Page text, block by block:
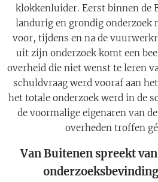
klokkenluider. Eerst binnen de
landurig en grondig onderzoek
voor, tijdens en na de
uit zijn onderzoek komt een
overheid die niet wenst te leren
schuldvraag werd vooraf aan
het totale onderzoek werd in de
de voormalige eigenaren van
overheden troffen
Van Buitenen spreekt